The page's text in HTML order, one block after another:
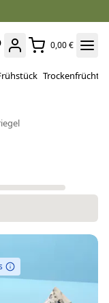
0,00 €
Trockenfrüchte